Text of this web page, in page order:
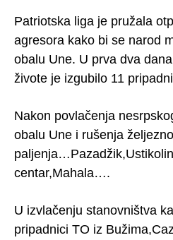
Patriotska liga je pružala
agresora kako bi se narod
obalu Une. U prva dva
živote je izgubilo 11
Nakon povlačenja
obalu Une i rušenja
centar,Mahala….
U izvlačenju stanovništva
pripadnici TO iz